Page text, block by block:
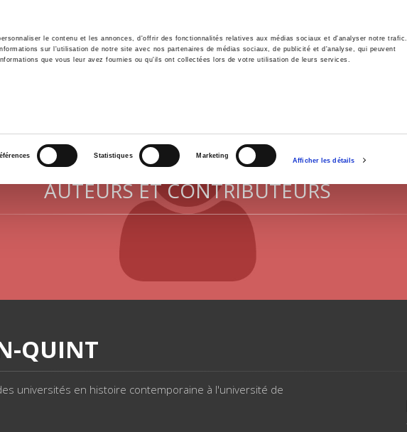
le contenu et les annonces, d'offrir des fonctionnalités relatives aux médias sociaux et d'analyser notre trafic.
sur l'utilisation de notre site avec nos partenaires de médias sociaux, de publicité et d'analyse, qui peuvent
que vous leur avez fournies ou qu'ils ont collectées lors de votre utilisation de leurs services.
Statistiques Marketing
Afficher les détails
Accueil Environnement Histoire International
AUTEURS ET CONTRIBUTEURS
QUINT
universités en histoire contemporaine à l'université de